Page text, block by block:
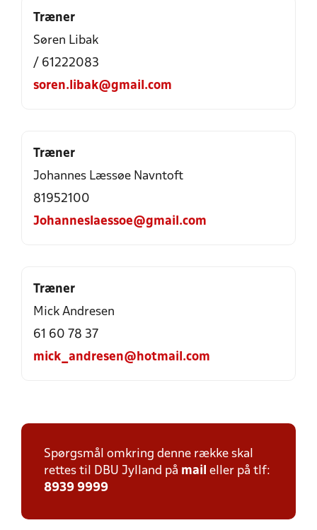
Træner
Søren Libak
/ 61222083
soren.libak@gmail.com
Træner
Johannes Læssøe Navntoft
81952100
Johanneslaessoe@gmail.com
Træner
Mick Andresen
61 60 78 37
mick_andresen@hotmail.com
Spørgsmål omkring denne række skal
rettes til DBU Jylland på mail eller på tlf:
8939 9999